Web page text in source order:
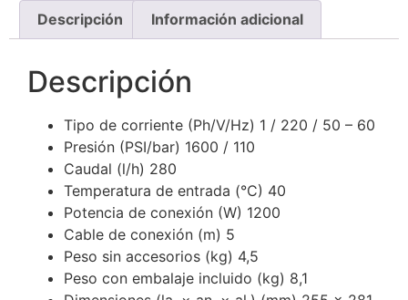
Descripción Información adicional
Descripción
Tipo de corriente (Ph/V/Hz) 1 / 220 / 50 – 60
Presión (PSI/bar) 1600 / 110
Caudal (l/h) 280
Temperatura de entrada (°C) 40
Potencia de conexión (W) 1200
Cable de conexión (m) 5
Peso sin accesorios (kg) 4,5
Peso con embalaje incluido (kg) 8,1